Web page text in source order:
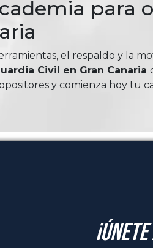
para
el respaldo y la
Civil en Gran Canaria
y comienza hoy tu